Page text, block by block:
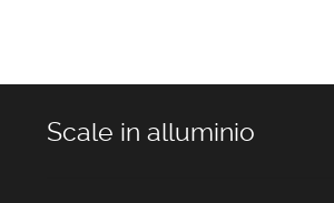
Scale in alluminio